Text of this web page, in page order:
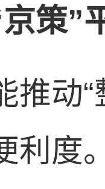
策”
推动
利度